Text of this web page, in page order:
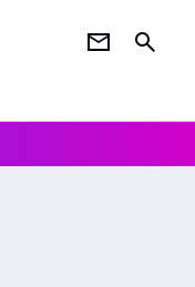
newsletter search